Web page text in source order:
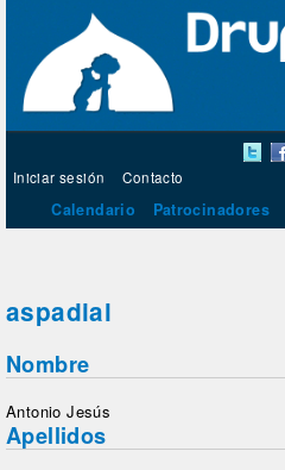
Iniciar sesión Contacto
Calendario Patrocinadores
aspadial
Nombre
Antonio Jesús
Apellidos